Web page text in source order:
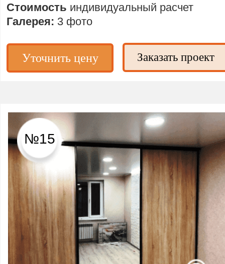
№15
Стоимость индивидуальный расчет
Галерея: 3 фото
Уточнить цену Заказать проект